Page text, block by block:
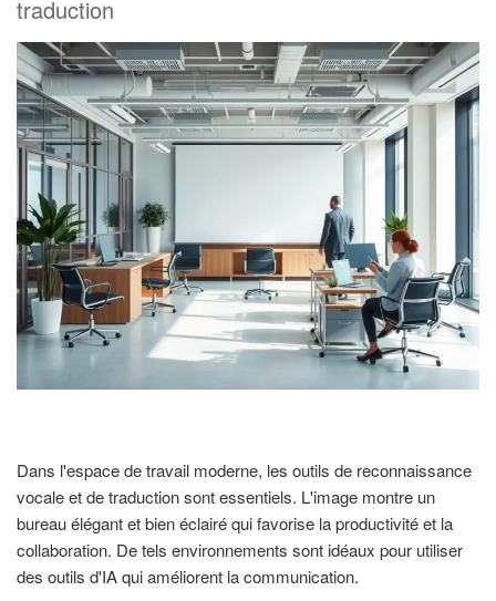
traduction
Dans l'espace de travail moderne, les outils de reconnaissance
vocale et de traduction sont essentiels. L'image montre un
bureau élégant et bien éclairé qui favorise la productivité et la
collaboration. De tels environnements sont idéaux pour utiliser
des outils d'IA qui améliorent la communication.